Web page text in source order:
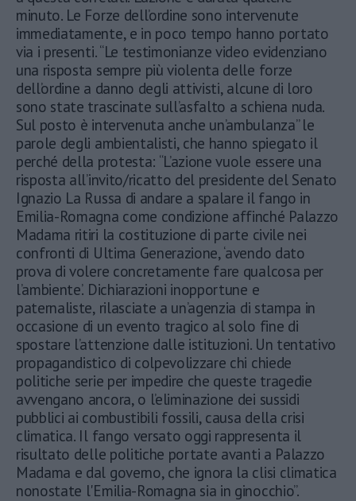
minuto. Le Forze dell’ordine sono intervenute
immediatamente, e in poco tempo hanno portato
via i presenti. “Le testimonianze video evidenziano
una risposta sempre più violenta delle forze
dell’ordine a danno degli attivisti, alcune di loro
sono state trascinate sull’asfalto a schiena nuda.
Sul posto è intervenuta anche un’ambulanza” le
parole degli ambientalisti, che hanno spiegato il
perché della protesta: “L’azione vuole essere una
risposta all’invito/ricatto del presidente del Senato
Ignazio La Russa di andare a spalare il fango in
Emilia-Romagna come condizione affinché Palazzo
Madama ritiri la costituzione di parte civile nei
confronti di Ultima Generazione, ‘avendo dato
prova di volere concretamente fare qualcosa per
l’ambiente’. Dichiarazioni inopportune e
paternaliste, rilasciate a un’agenzia di stampa in
occasione di un evento tragico al solo fine di
spostare l’attenzione dalle istituzioni. Un tentativo
propagandistico di colpevolizzare chi chiede
politiche serie per impedire che queste tragedie
avvengano ancora, o l’eliminazione dei sussidi
pubblici ai combustibili fossili, causa della crisi
climatica. Il fango versato oggi rappresenta il
risultato delle politiche portate avanti a Palazzo
Madama e dal governo, che ignora la clisi climatica
nonostate l'Emilia-Romagna sia in ginocchio”.